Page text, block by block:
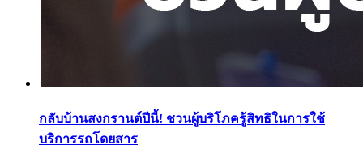
กลับบ้านสงกรานต์ปีนี้! ชวนผู้บริโภครู้สิทธิในการใช้
บริการรถโดยสาร